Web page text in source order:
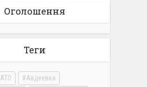
Оголошення
Теги
АТО
Авдеевка